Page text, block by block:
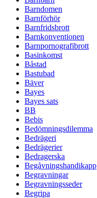
Barndomen
Barnförhör
Barnfridsbrott
Barnkonventionen
Barnpornografibrott
Basinkomst
Båstad
Bastubad
Bäver
Bayes
Bayes sats
BB
Bebis
Bedömningsdilemma
Bedrägeri
Bedrägerier
Bedragerska
Begåvningshandikapp
Begravningar
Begravningsseder
Begripa